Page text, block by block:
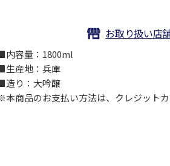
お取り扱い店
内容量：1800ml
生産地：兵庫
造り：大吟醸
本商品のお支払い方法は、クレジットカ